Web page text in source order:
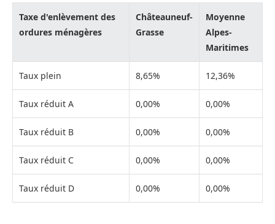
Taxe d'enlèvement des
ordures ménagères
Châteauneuf-
Grasse
Moyenne
Alpes-
Maritimes
Taux plein 8,65% 12,36%
Taux réduit A 0,00% 0,00%
Taux réduit B 0,00% 0,00%
Taux réduit C 0,00% 0,00%
Taux réduit D 0,00% 0,00%